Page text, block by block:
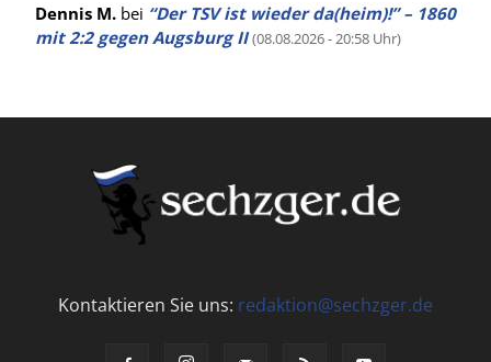
Dennis M. bei “Der TSV ist wieder da(heim)!” – 1860
mit 2:2 gegen Augsburg II (08.08.2026 - 20:58 Uhr)
Kontaktieren Sie uns: redaktion@sechzger.de